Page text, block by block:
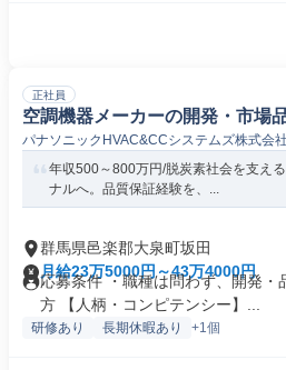
正社員
空調機器メーカーの開発・市場
パナソニックHVAC&CCシステムズ株式会社
年収500～800万円/脱炭素社会を支え
ナルへ。品質保証経験を、...
群馬県邑楽郡大泉町坂田
月給23万5000円～43万4000円
応募条件 ・職種は問わず、開発・
方 【人柄・コンピテンシー】...
研修あり 長期休暇あり +1個